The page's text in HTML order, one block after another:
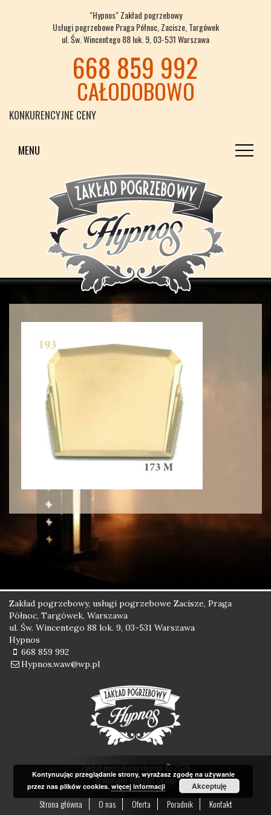
"Hypnos" Zakład pogrzebowy
Usługi pogrzebowe Praga Północ, Zacisze, Targówek
ul. Św. Wincentego 88 lok. 9, 03-531 Warszawa
668 859 992
CAŁODOBOWO
KONKURENCYJNE CENY
MENU
Zakład pogrzebowy, usługi pogrzebowe Zacisze, Praga
Północ, Targówek, Warszawa
ul. Św. Wincentego 88 lok. 9, 03-531 Warszawa
Hypnos
668 859 992
Hypnos.waw@wp.pl
Zakład pogrzebowy Hypnos © 2026
WykonanieRedigart Design
Strona główna
O nas Oferta Poradnik Kontakt
Kontynuując przeglądanie strony, wyrażasz zgodę na używanie
przez nas plików cookies.więcej informacji Akceptuję